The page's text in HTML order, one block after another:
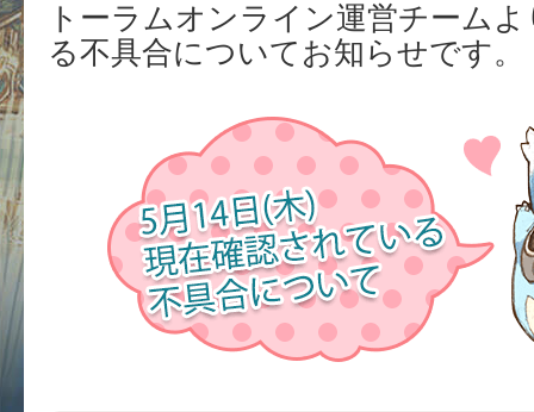
トーラムオンライン運営チーム
る不具合についてお知らせです。